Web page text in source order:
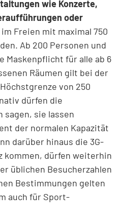
wie Konzerte,
oder
Freien mit maximal 750
Ab 200 Personen und
Maskenpflicht für alle ab 6
Räumen gilt bei der
von 250
dürfen die
sagen, sie lassen
der normalen Kapazität
darüber hinaus die 3G-
kommen, dürfen weiterhin
üblichen Besucherzahlen
Bestimmungen gelten
auch für Sport-